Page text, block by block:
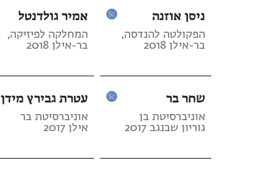
ניסן אוזנה
הפקולטה להנדסה,
בר-אילן 2018
אמיר גולדנטל
המחלקה לפיזיקה,
בר-אילן 2018
שחר בר
אוניברסיטת בן
גוריון שבנגב 2017
עטרת גבירץ מידן
אוניברסיטת בר
אילן 2017